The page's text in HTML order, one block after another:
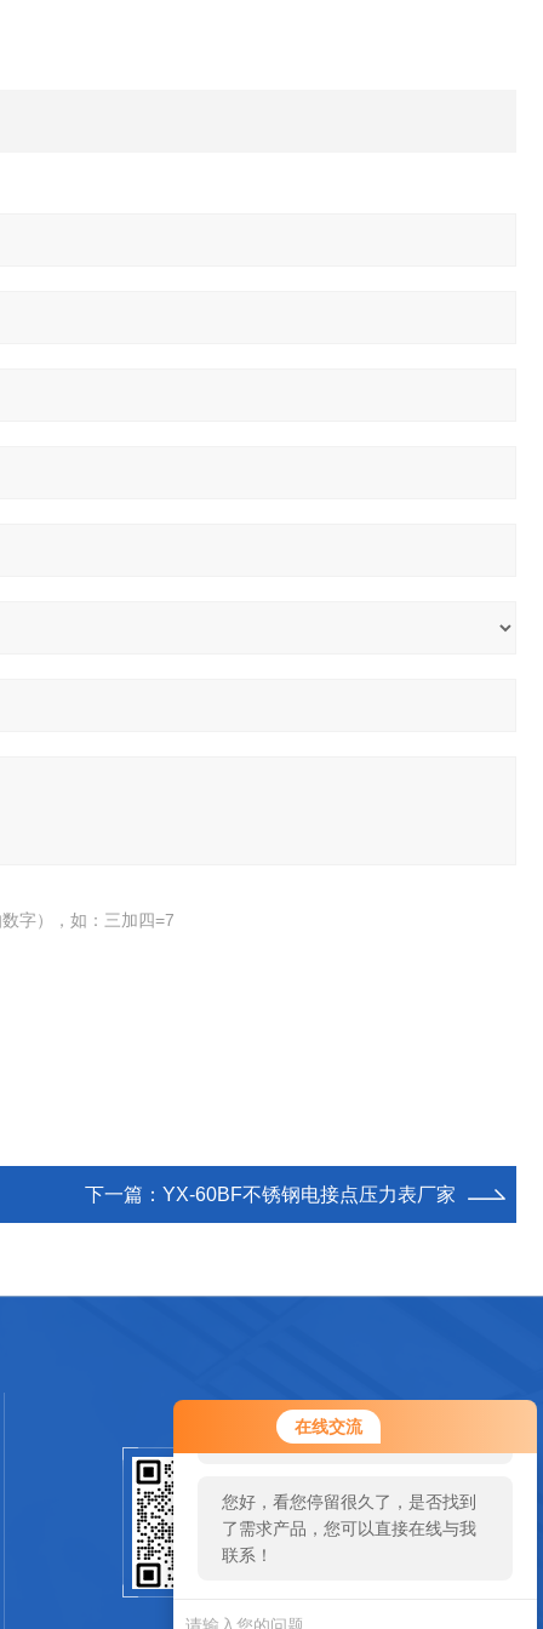
在线交流
您好！欢迎前来咨询，很高兴为您
服务，请问您要咨询什么问题呢？
您好，看您停留很久了，是否找到
了需求产品，您可以直接在线与我
联系！
字），如：三加四=7
下一篇： YX-60BF不锈钢电接点压力表厂家
扫码加微信